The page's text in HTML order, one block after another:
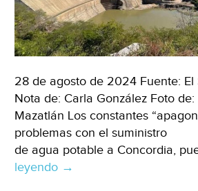
28 de agosto de 2024 Fuente: El
Nota de: Carla González Foto de:
Mazatlán Los constantes
problemas con el suministro
de agua potable a Concordia,
leyendo Sinaloa
→